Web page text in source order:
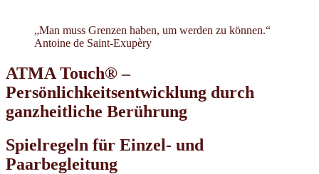
„Man muss Grenzen haben, um werden zu können.“
Antoine de Saint-Exupèry
ATMA Touch® –
Persönlichkeitsentwicklung durch
ganzheitliche Berührung
Spielregeln für Einzel- und
Paarbegleitung